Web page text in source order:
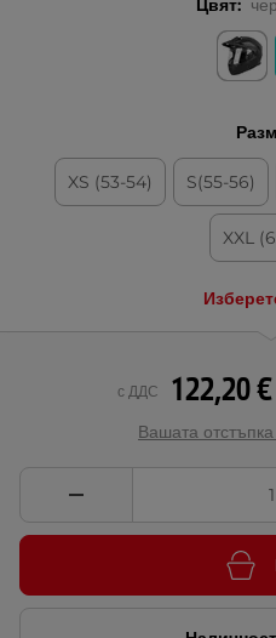
Цвят:
XS (53-54) S(55-56)
XXL
122,20
с ДДС
Вашата